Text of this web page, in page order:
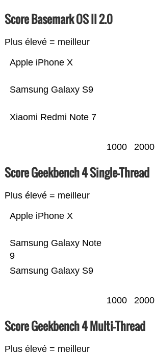
Score Basemark OS II 2.0
Plus élevé = meilleur
Xiaomi Redmi Note 7
Samsung Galaxy S9
Apple iPhone X
1000 2000
Score Geekbench 4 Single-Thread
Plus élevé = meilleur
Samsung Galaxy S9
Samsung Galaxy Note
9
Apple iPhone X
1000 2000
Score Geekbench 4 Multi-Thread
Plus élevé = meilleur